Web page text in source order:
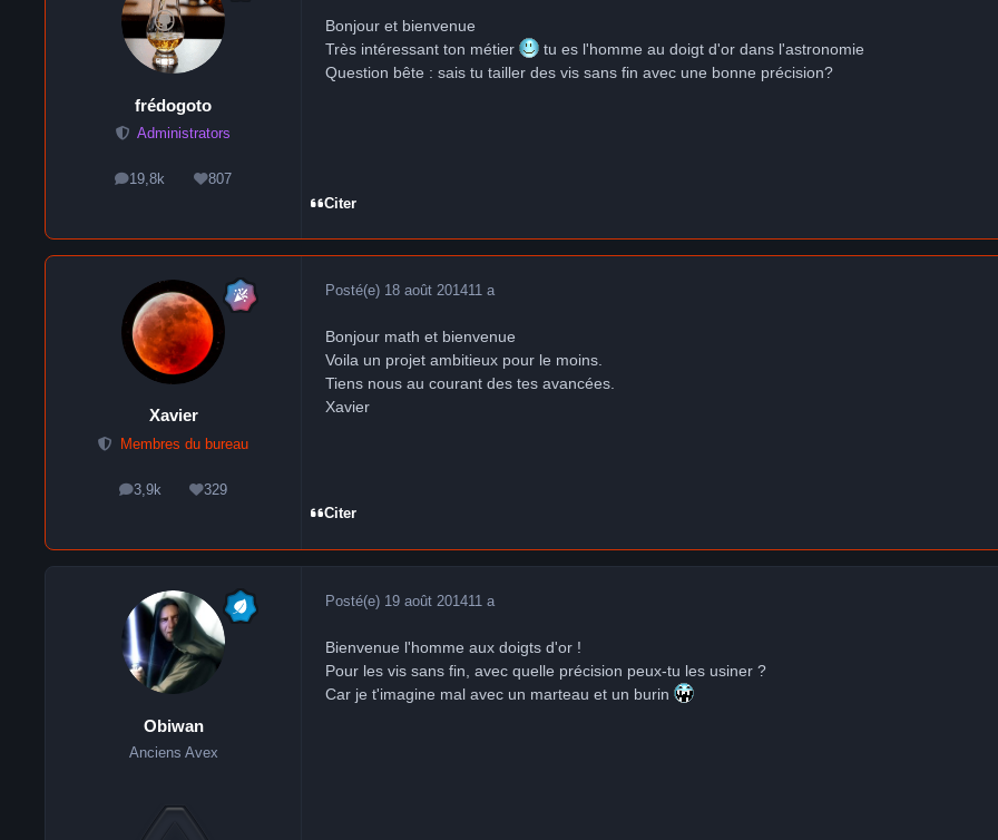
frédogoto
Administrators
19,8k
messages807
Réputation
Bonjour et bienvenue
Très intéressant ton métier
tu es l'homme au doigt d'or dans l'astronomie
Question bête : sais tu tailler des vis sans fin avec une bonne précision?
Citer
Xavier
Membres du bureau
3,9k
messages329
Réputation
Posté(e) 18 août 201411 a
Bonjour math et bienvenue
Voila un projet ambitieux pour le moins.
Tiens nous au courant des tes avancées.
Xavier
Citer
Obiwan
Anciens Avex
Posté(e) 19 août 201411 a
Bienvenue l'homme aux doigts d'or !
Pour les vis sans fin, avec quelle précision peux-tu les usiner ?
Car je t'imagine mal avec un marteau et un burin